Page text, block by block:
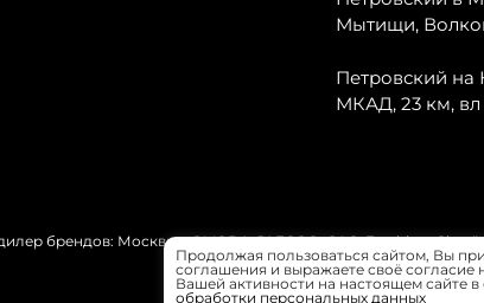
Мытищи,
Петровский
МКАД, 23 км, вл
брендов: Москвич, OMODA, JAECOO, GAC, Forthing,
Продолжая пользоваться сайтом, Вы
соглашения и выражаете своё
Вашей активности на настоящем сайте в
обработки персональных данных